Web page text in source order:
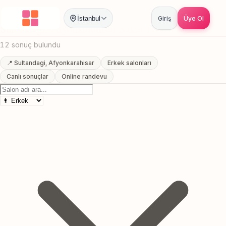
İstanbul Giriş Üye Ol
Anasayfa / Afyonkarahisar Sultandagi Sakal Trasi
Sultandagi, Afyonkarahisar Sakal Trasi
12 sonuç bulundu
📍 Sultandagi, Afyonkarahisar
Erkek salonları
Canlı sonuçlar
Online randevu